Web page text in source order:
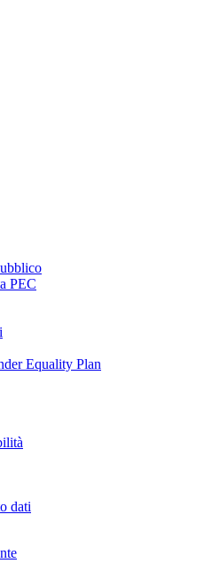
PEC
Equality Plan
dati